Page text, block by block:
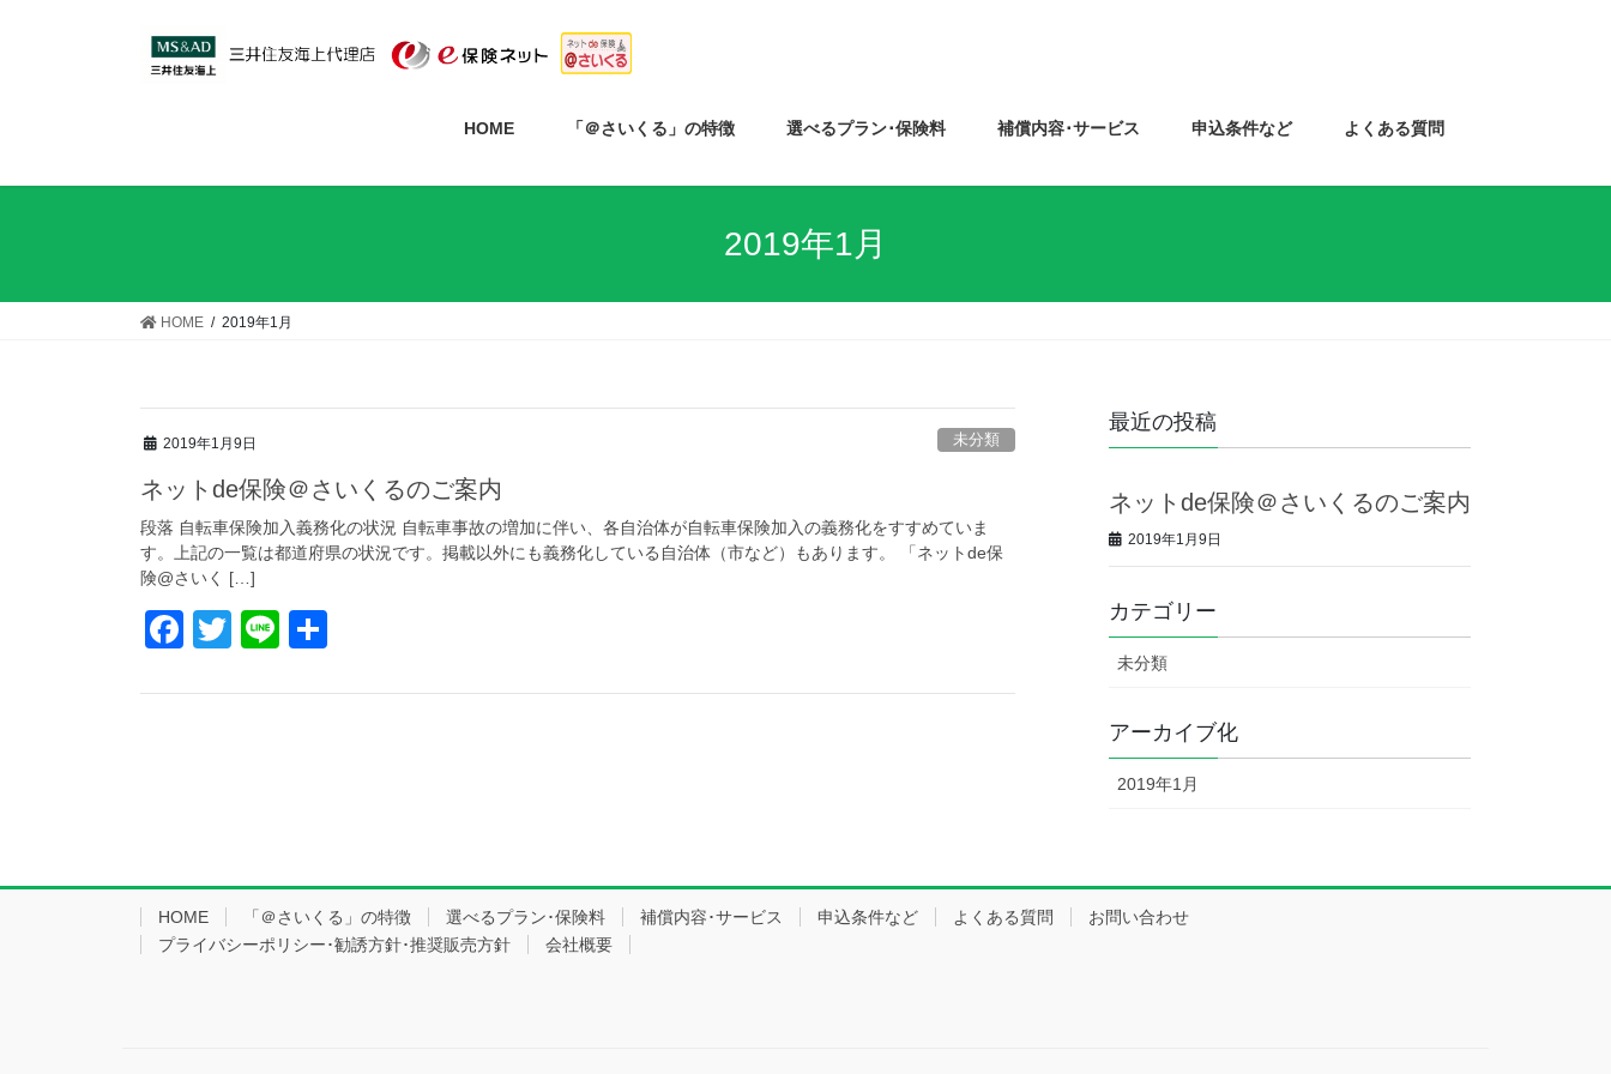
HOME 「＠さいくる」の特徴 選べるプラン･保険料 補償内容･サービス 申込条件など よくある質問
2019年1月
HOME 2019年1月
2019年1月9日 未分類
ネットde保険＠さいくるのご案内
段落 自転車保険加入義務化の状況 自転車事故の増加に伴い、各自治体が自転車保険加入の義務化をすすめていま
す。上記の一覧は都道府県の状況です。掲載以外にも義務化している自治体（市など）もあります。 「ネットde保
険@さいく […]
F
c
k
T
tt
Li
e
最近の投稿
ネットde保険＠さいくるのご案内
2019年1月9日
カテゴリー
未分類
アーカイブ化
2019年1月
HOME 「＠さいくる」の特徴 選べるプラン･保険料 補償内容･サービス 申込条件など よくある質問
お問い合わせ
プライバシーポリシー･勧誘方針･推奨販売方針
会社概要